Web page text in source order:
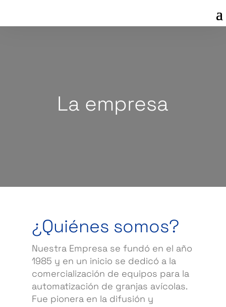
La empresa
¿Quiénes somos?
Nuestra Empresa se fundó en el año
1985 y en un inicio se dedicó a la
comercialización de equipos para la
automatización de granjas avícolas.
Fue pionera en la difusión y